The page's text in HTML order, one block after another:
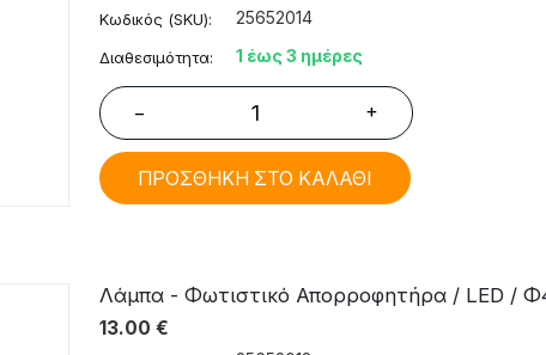
Κωδικός (SKU): 25652014
Διαθεσιμότητα: 1 έως 3 ημέρες
− +
ΠΡΟΣΘΗΚΗ ΣΤΟ ΚΑΛΑΘΙ
Λάμπα - Φωτιστικό Απορροφητήρα / LED /
13.00 €